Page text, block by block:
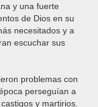
y una fuerte
de Dios en su
necesitados y a
escuchar sus
problemas con
perseguían a
y martirios.